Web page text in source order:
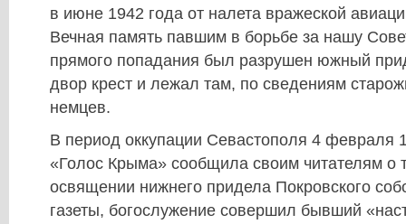
в июне 1942 года от налета вражеской
Вечная память павшим в борьбе за нашу
прямого попадания был разрушен южный
двор крест и лежал там, по сведениям
немцев.
В период оккупации Севастополя 4 февраля
«Голос Крыма» сообщила своим читателям о
освящении нижнего придела Покровского
газеты, богослужение совершил бывший